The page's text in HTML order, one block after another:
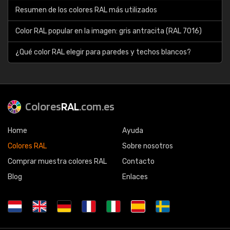
Resumen de los colores RAL más utilizados
Color RAL popular en la imagen: gris antracita (RAL 7016)
¿Qué color RAL elegir para paredes y techos blancos?
ColoresRAL.com.es
Home
Colores RAL
Comprar muestra colores RAL
Blog
Ayuda
Sobre nosotros
Contacto
Enlaces